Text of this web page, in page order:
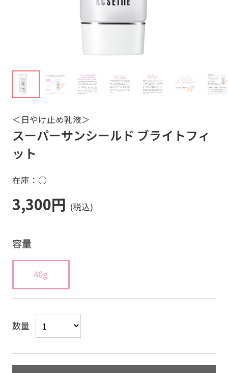
＜日やけ止め乳液＞
スーパーサンシールド ブライトフィ
ット
在庫：○
3,300円
容量
40g
数量